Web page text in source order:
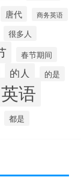
唐代 商务英语
很多人
春节期间
的人 的是
英语
都是